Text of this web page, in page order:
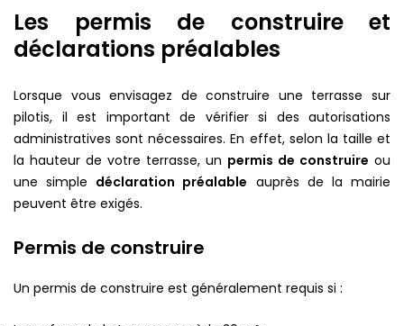
Les permis de construire et
déclarations préalables
Lorsque vous envisagez de construire une terrasse sur
pilotis, il est important de vérifier si des autorisations
administratives sont nécessaires. En effet, selon la taille et
la hauteur de votre terrasse, un permis de construire ou
une simple déclaration préalable auprès de la mairie
peuvent être exigés.
Permis de construire
Un permis de construire est généralement requis si :